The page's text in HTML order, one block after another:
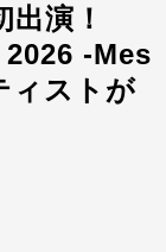
演！
-Mes
ィストが